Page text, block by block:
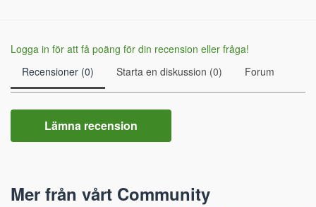
Logga in för att få poäng för din recension eller fråga!
Recensioner (0)
Starta en diskussion (0) Forum
Lämna recension
Mer från vårt Community